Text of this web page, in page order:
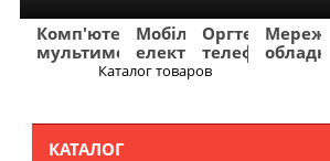
Комп'ютери
мультимедіа
Мобільна
електроніка
Оргтехніка
телефонія
Каталог товаров
КАТАЛОГ